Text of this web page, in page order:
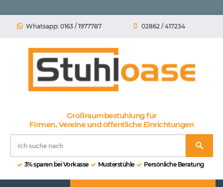
Whatsapp: 0163 / 1977787 02862 / 417234
Großraumbestuhlung für
Firmen, Vereine und öffentliche Einrichtungen
3% sparen bei Vorkasse Musterstühle Persönliche Beratung